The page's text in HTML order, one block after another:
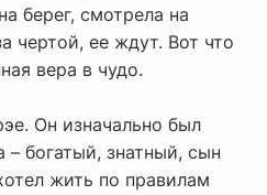
берег, смотрела на
чертой, ее ждут. Вот что
вера в чудо.
Он изначально был
богатый, знатный, сын
жить по правилам